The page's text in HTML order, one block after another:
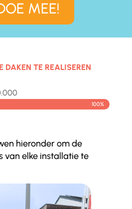
MEE!
TE REALISEREN
100%
100%
hieronder om de
van elke installatie te